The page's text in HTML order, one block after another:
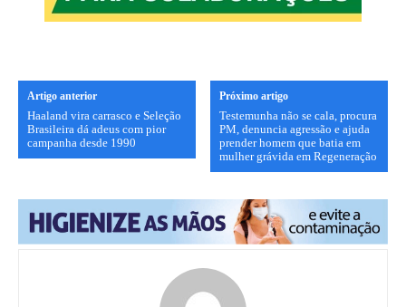
Artigo anterior
Haaland vira carrasco e Seleção
Brasileira dá adeus com pior
campanha desde 1990
Próximo artigo
Testemunha não se cala, procura
PM, denuncia agressão e ajuda
prender homem que batia em
mulher grávida em Regeneração